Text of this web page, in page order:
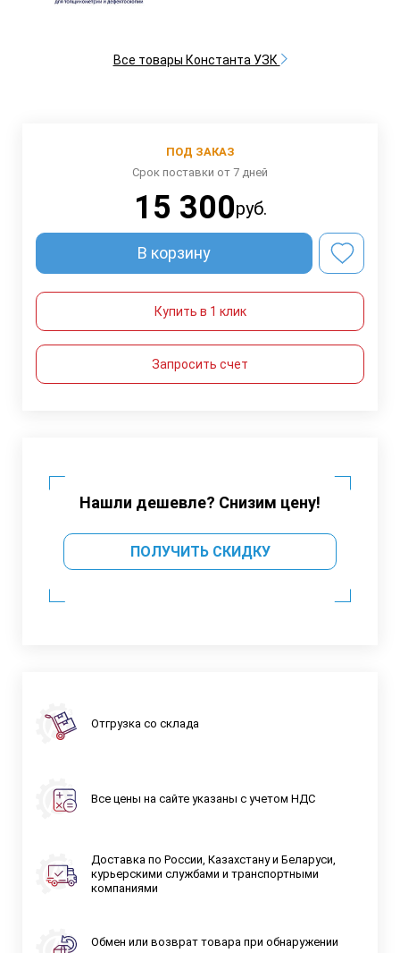
Все товары Константа УЗК
ПОД ЗАКАЗ
Срок поставки от 7 дней
15 300руб.
В корзину
Купить в 1 клик
Запросить счет
Нашли дешевле? Снизим цену!
ПОЛУЧИТЬ СКИДКУ
Отгрузка со склада
Все цены на сайте указаны с учетом НДС
Доставка по России, Казахстану и Беларуси,
курьерскими службами и транспортными
компаниями
Обмен или возврат товара при обнаружении